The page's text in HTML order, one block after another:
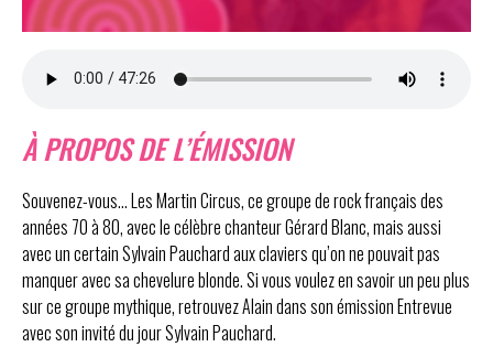
À PROPOS DE L’ÉMISSION
Souvenez-vous… Les Martin Circus, ce groupe de rock français des
années 70 à 80, avec le célèbre chanteur Gérard Blanc, mais aussi
avec un certain Sylvain Pauchard aux claviers qu’on ne pouvait pas
manquer avec sa chevelure blonde. Si vous voulez en savoir un peu plus
sur ce groupe mythique, retrouvez Alain dans son émission Entrevue
avec son invité du jour Sylvain Pauchard.